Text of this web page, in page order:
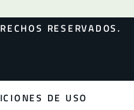
RESERVADOS.
DE USO